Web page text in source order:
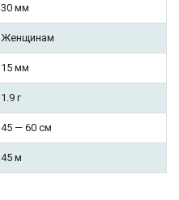
30 мм
Женщинам
15 мм
1.9 г
45 — 60 см
45 м